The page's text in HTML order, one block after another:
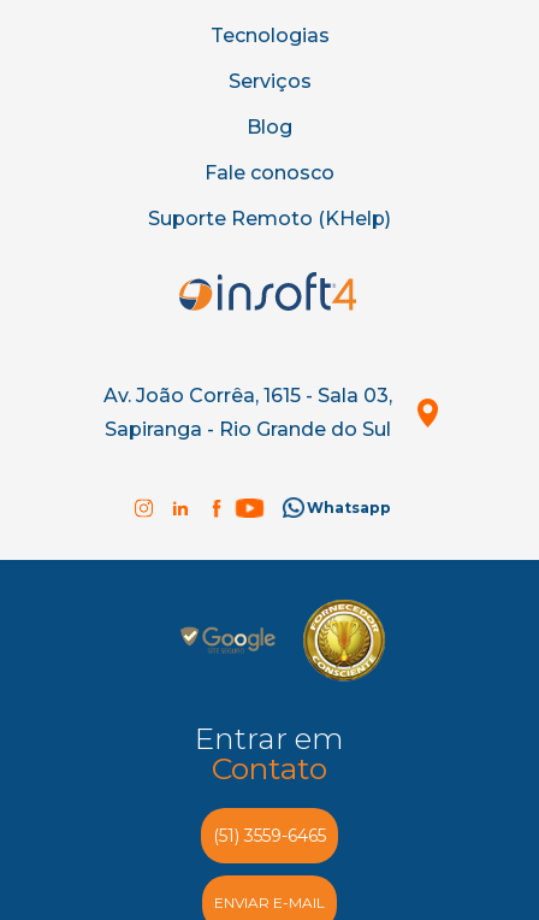
Tecnologias
Serviços
Blog
Fale conosco
Suporte Remoto (KHelp)
Av. João Corrêa, 1615 - Sala 03,
Sapiranga - Rio Grande do Sul
Whatsapp
Entrar em
Contato
(51) 3559-6465
ENVIAR E-MAIL